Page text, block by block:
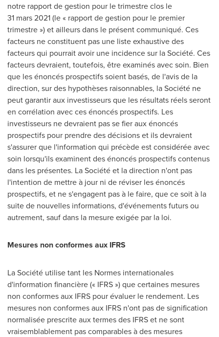
notre rapport de gestion pour le trimestre clos le
31 mars 2021 (le « rapport de gestion pour le premier
trimestre ») et ailleurs dans le présent communiqué. Ces
facteurs ne constituent pas une liste exhaustive des
facteurs qui pourrait avoir une incidence sur la Société. Ces
facteurs devraient, toutefois, être examinés avec soin. Bien
que les énoncés prospectifs soient basés, de l'avis de la
direction, sur des hypothèses raisonnables, la Société ne
peut garantir aux investisseurs que les résultats réels seront
en corrélation avec ces énoncés prospectifs. Les
investisseurs ne devraient pas se fier aux énoncés
prospectifs pour prendre des décisions et ils devraient
s'assurer que l'information qui précède est considérée avec
soin lorsqu'ils examinent des énoncés prospectifs contenus
dans les présentes. La Société et la direction n'ont pas
l'intention de mettre à jour ni de réviser les énoncés
prospectifs, et ne s'engagent pas à le faire, que ce soit à la
suite de nouvelles informations, d'événements futurs ou
autrement, sauf dans la mesure exigée par la loi.
Mesures non conformes aux IFRS
La Société utilise tant les Normes internationales
d'information financière (« IFRS ») que certaines mesures
non conformes aux IFRS pour évaluer le rendement. Les
mesures non conformes aux IFRS n'ont pas de signification
normalisée prescrite aux termes des IFRS et ne sont
vraisemblablement pas comparables à des mesures